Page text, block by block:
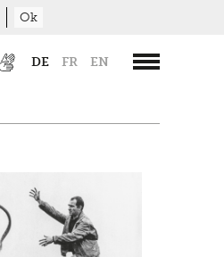
DE FR EN
Ok